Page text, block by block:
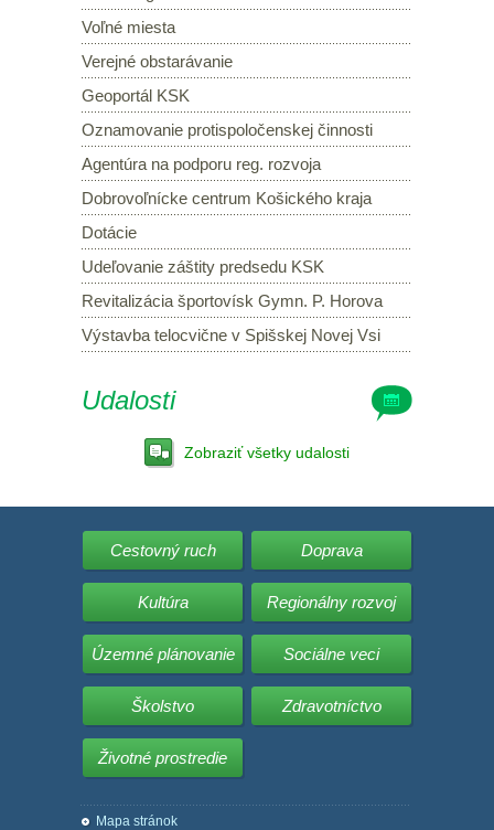
Voľné miesta
Verejné obstarávanie
Geoportál KSK
Oznamovanie protispoločenskej činnosti
Agentúra na podporu reg. rozvoja
Dobrovoľnícke centrum Košického kraja
Dotácie
Udeľovanie záštity predsedu KSK
Revitalizácia športovísk Gymn. P. Horova
Výstavba telocvične v Spišskej Novej Vsi
Udalosti
Zobraziť všetky udalosti
Cestovný ruch Doprava
Kultúra Regionálny rozvoj
Územné plánovanie Sociálne veci
Školstvo Zdravotníctvo
Životné prostredie
Mapa stránok